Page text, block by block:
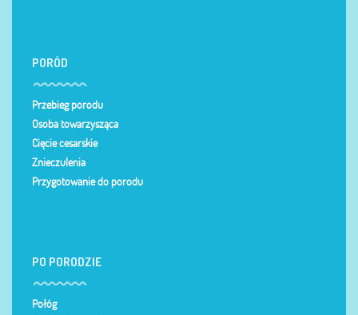
PORÓD
Przebieg porodu
Osoba towarzysząca
Cięcie cesarskie
Znieczulenia
Przygotowanie do porodu
PO PORODZIE
Połóg